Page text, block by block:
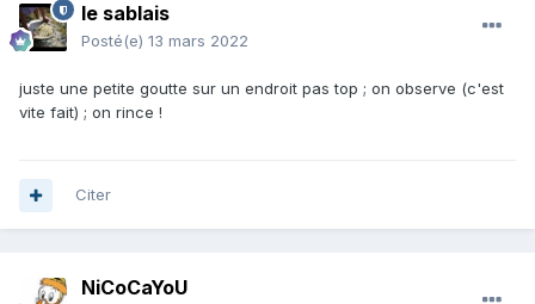
le sablais
Posté(e) 13 mars 2022
juste une petite goutte sur un endroit pas top ; on observe (c'est
vite fait) ; on rince !
Citer
NiCoCaYoU